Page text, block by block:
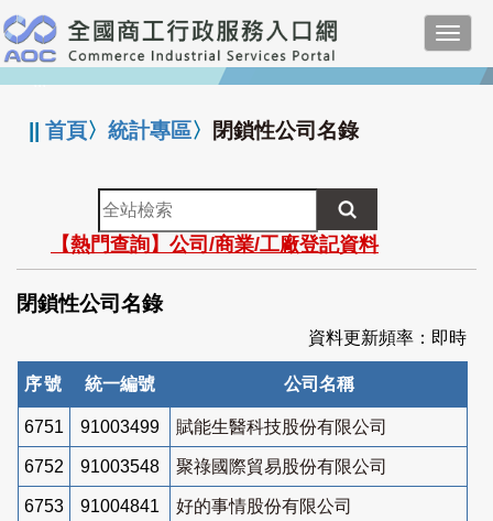
跳
到
主
要
:::
||首頁〉統計專區〉 閉鎖性公司名錄
全
站
檢
索
【熱門查詢】公司/商業/工廠登記資料
閉鎖性公司名錄
資料更新頻率：即時
序號 統一編號 公司名稱
6751 91003499 賦能生醫科技股份有限公司
6752 91003548 聚祿國際貿易股份有限公司
6753 91004841 好的事情股份有限公司